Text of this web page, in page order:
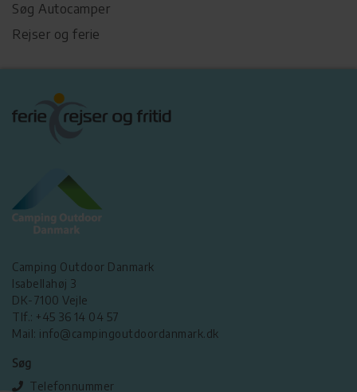
Søg Autocamper
Rejser og ferie
Camping Outdoor Danmark
Isabellahøj 3
DK-7100 Vejle
Tlf.: +45 36 14 04 57
Mail: info@campingoutdoordanmark.dk
Søg
Telefonnummer